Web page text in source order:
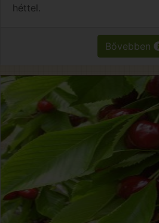
héttel.
Bővebben